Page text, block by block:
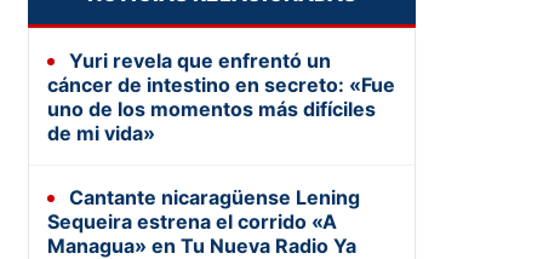
Yuri revela que enfrentó un
cáncer de intestino en secreto: «Fue
uno de los momentos más difíciles
de mi vida»
Cantante nicaragüense Lening
Sequeira estrena el corrido «A
Managua» en Tu Nueva Radio Ya